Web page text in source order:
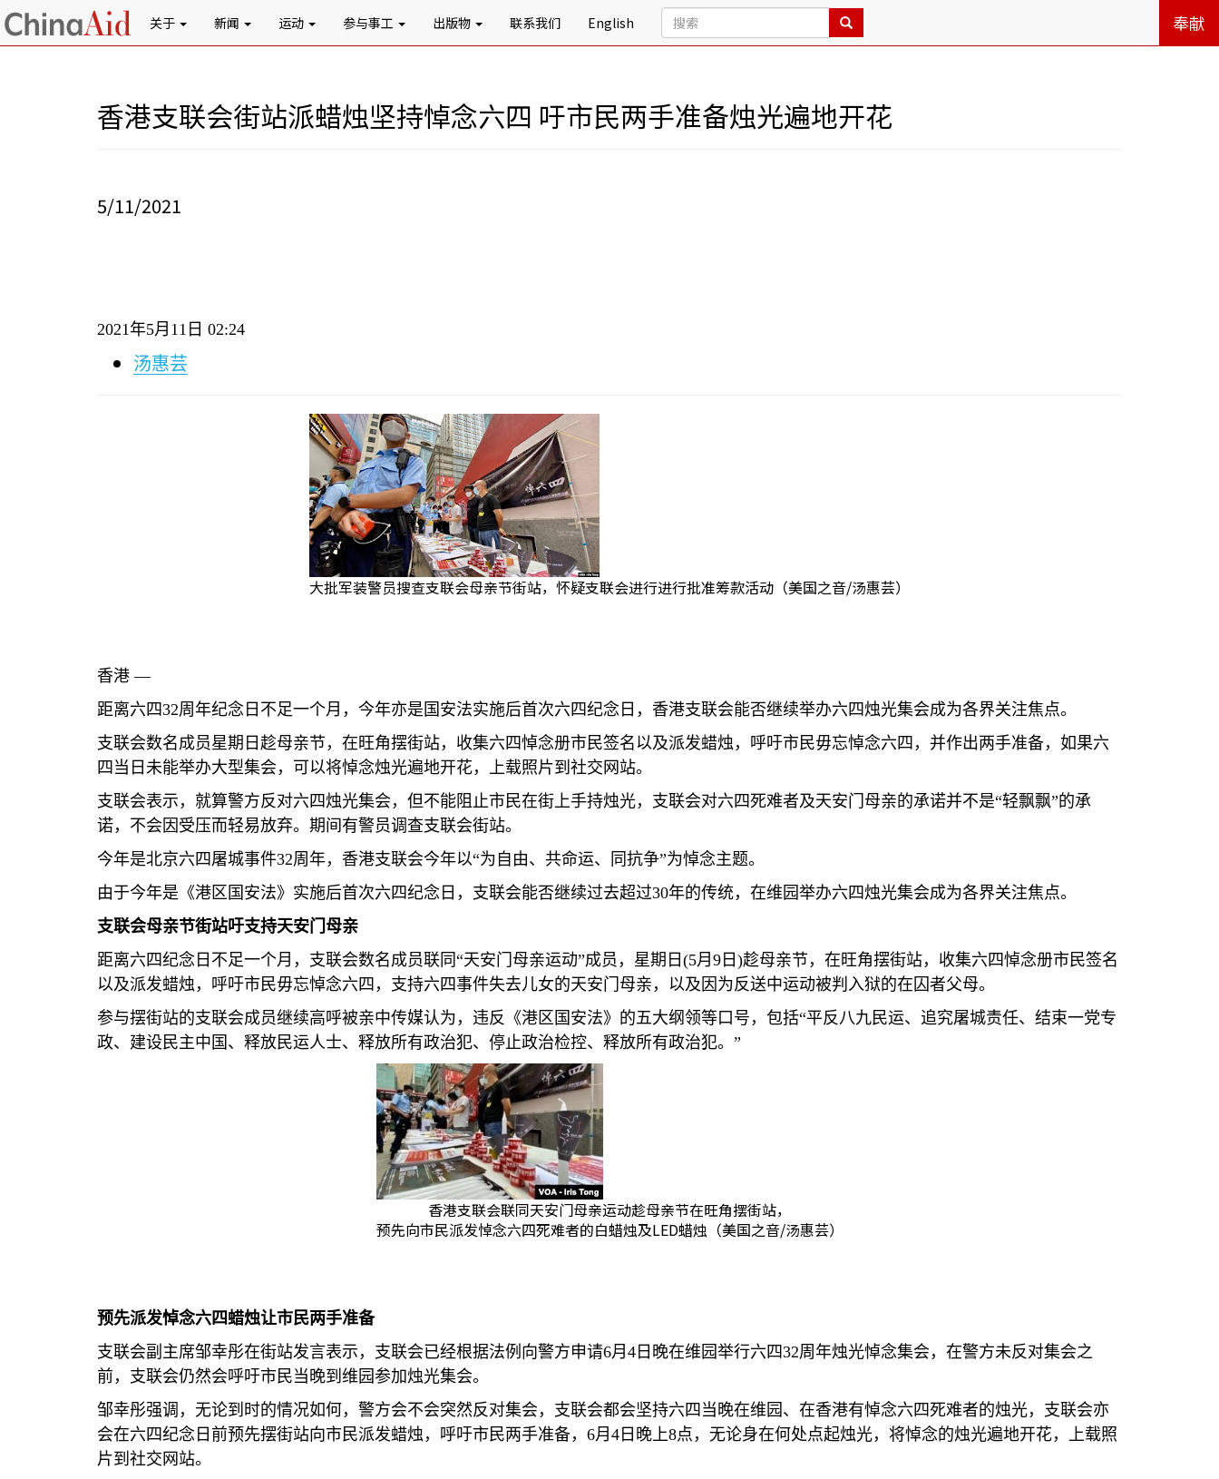
关于 新闻 运动 参与事工 出版物 联系我们 English 奉献
香港支联会街站派蜡烛坚持悼念六四 吁市民两手准备烛光遍地开花
5/11/2021
2021年5月 11 日 02:24
汤惠芸
大批军装警员搜查支联会母亲节街站，怀疑支联会进行进行批准筹款活动（美国之音/汤惠芸）
香港 —
距离六四32周年纪念日不足一个月，今年亦是国安法实施后首次六四纪念日，香港支联会能否继续举办六四烛光集会成为各界关注焦点。
支联会数名成员星期日趁母亲节，在旺角摆街站，收集六四悼念册市民签名以及派发蜡烛，呼吁市民毋忘悼念六四，并作出两手准备，如果六
四当日未能举办大型集会，可以将悼念烛光遍地开花，上载照片到社交网站。
支联会表示，就算警方反对六四烛光集会，但不能阻止市民在街上手持烛光，支联会对六四死难者及天安门母亲的承诺并不是“轻飘飘”的承
诺，不会因受压而轻易放弃。期间有警员调查支联会街站。
今年是北京六四屠城事件32周年，香港支联会今年以“为自由、共命运、同抗争”为悼念主题。
由于今年是《港区国安法》实施后首次六四纪念日，支联会能否继续过去超过30年的传统，在维园举办六四烛光集会成为各界关注焦点。
支联会母亲节街站吁支持天安门母亲
距离六四纪念日不足一个月，支联会数名成员联同“天安门母亲运动”成员，星期日 (5月 9 日 )趁母亲节，在旺角摆街站，收集六四悼念册市民签名
以及派发蜡烛，呼吁市民毋忘悼念六四，支持六四事件失去儿女的天安门母亲，以及因为反送中运动被判入狱的在囚者父母。
参与摆街站的支联会成员继续高呼被亲中传媒认为，违反《港区国安法》的五大纲领等口号，包括“平反八九民运、追究屠城责任、结束一党专
政、建设民主中国、释放民运人士、释放所有政治犯、停止政治检控、释放所有政治犯。”
香港支联会联同天安门母亲运动趁母亲节在旺角摆街站，
预先向市民派发悼念六四死难者的白蜡烛及LED蜡烛（美国之音/汤惠芸）
预先派发悼念六四蜡烛让市民两手准备
支联会副主席邹幸彤在街站发言表示，支联会已经根据法例向警方申请6月 4 日晚在维园举行六四32周年烛光悼念集会，在警方未反对集会之
前，支联会仍然会呼吁市民当晚到维园参加烛光集会。
邹幸彤强调，无论到时的情况如何，警方会不会突然反对集会，支联会都会坚持六四当晚在维园、在香港有悼念六四死难者的烛光，支联会亦
会在六四纪念日前预先摆街站向市民派发蜡烛，呼吁市民两手准备， 6月 4 日晚上8点，无论身在何处点起烛光，将悼念的烛光遍地开花，上载照
片到社交网站。